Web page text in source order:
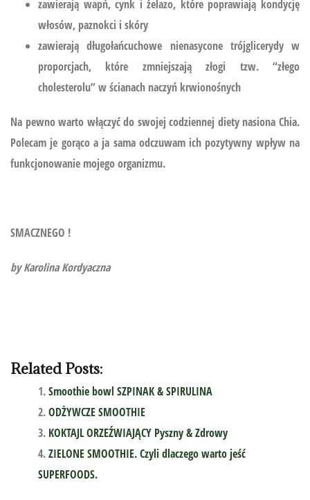
zawierają wapń, cynk i żelazo, które poprawiają kondycję
włosów, paznokci i skóry
zawierają długołańcuchowe nienasycone trójglicerydy w
proporcjach, które zmniejszają złogi tzw. “złego
cholesterolu” w ścianach naczyń krwionośnych
Na pewno warto włączyć do swojej codziennej diety nasiona Chia.
Polecam je gorąco a ja sama odczuwam ich pozytywny wpływ na
funkcjonowanie mojego organizmu.
SMACZNEGO !
by Karolina Kordyaczna
Related Posts:
Smoothie bowl SZPINAK & SPIRULINA
ODŻYWCZE SMOOTHIE
KOKTAJL ORZEŹWIAJĄCY Pyszny & Zdrowy
ZIELONE SMOOTHIE. Czyli dlaczego warto jeść
SUPERFOODS.